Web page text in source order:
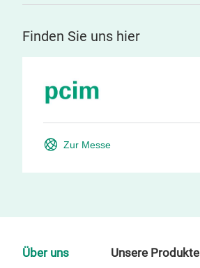
Finden Sie uns hier
Zur Messe
Über uns Unsere Produkte